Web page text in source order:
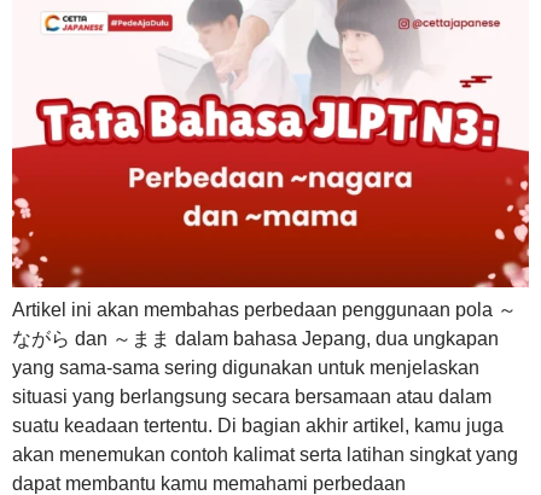
Artikel ini akan membahas perbedaan penggunaan pola ～
ながら dan ～まま dalam bahasa Jepang, dua ungkapan
yang sama-sama sering digunakan untuk menjelaskan
situasi yang berlangsung secara bersamaan atau dalam
suatu keadaan tertentu. Di bagian akhir artikel, kamu juga
akan menemukan contoh kalimat serta latihan singkat yang
dapat membantu kamu memahami perbedaan